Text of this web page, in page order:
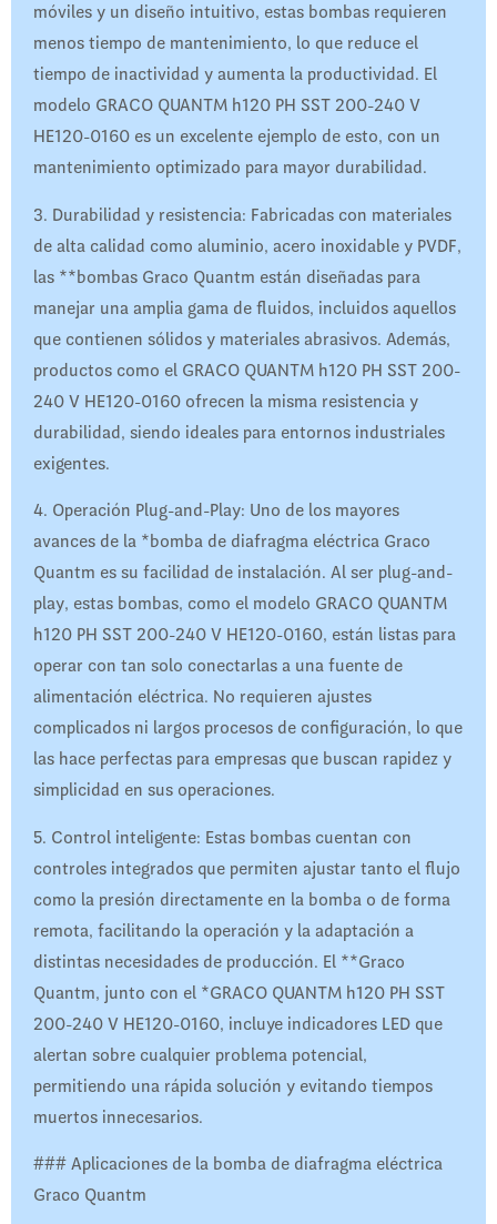
móviles y un diseño intuitivo, estas bombas requieren
menos tiempo de mantenimiento, lo que reduce el
tiempo de inactividad y aumenta la productividad. El
modelo GRACO QUANTM h120 PH SST 200-240 V
HE120-0160 es un excelente ejemplo de esto, con un
mantenimiento optimizado para mayor durabilidad.
3. Durabilidad y resistencia: Fabricadas con materiales
de alta calidad como aluminio, acero inoxidable y PVDF,
las **bombas Graco Quantm están diseñadas para
manejar una amplia gama de fluidos, incluidos aquellos
que contienen sólidos y materiales abrasivos. Además,
productos como el GRACO QUANTM h120 PH SST 200-
240 V HE120-0160 ofrecen la misma resistencia y
durabilidad, siendo ideales para entornos industriales
exigentes.
4. Operación Plug-and-Play: Uno de los mayores
avances de la *bomba de diafragma eléctrica Graco
Quantm es su facilidad de instalación. Al ser plug-and-
play, estas bombas, como el modelo GRACO QUANTM
h120 PH SST 200-240 V HE120-0160, están listas para
operar con tan solo conectarlas a una fuente de
alimentación eléctrica. No requieren ajustes
complicados ni largos procesos de configuración, lo que
las hace perfectas para empresas que buscan rapidez y
simplicidad en sus operaciones.
5. Control inteligente: Estas bombas cuentan con
controles integrados que permiten ajustar tanto el flujo
como la presión directamente en la bomba o de forma
remota, facilitando la operación y la adaptación a
distintas necesidades de producción. El **Graco
Quantm, junto con el *GRACO QUANTM h120 PH SST
200-240 V HE120-0160, incluye indicadores LED que
alertan sobre cualquier problema potencial,
permitiendo una rápida solución y evitando tiempos
muertos innecesarios.
### Aplicaciones de la bomba de diafragma eléctrica
Graco Quantm